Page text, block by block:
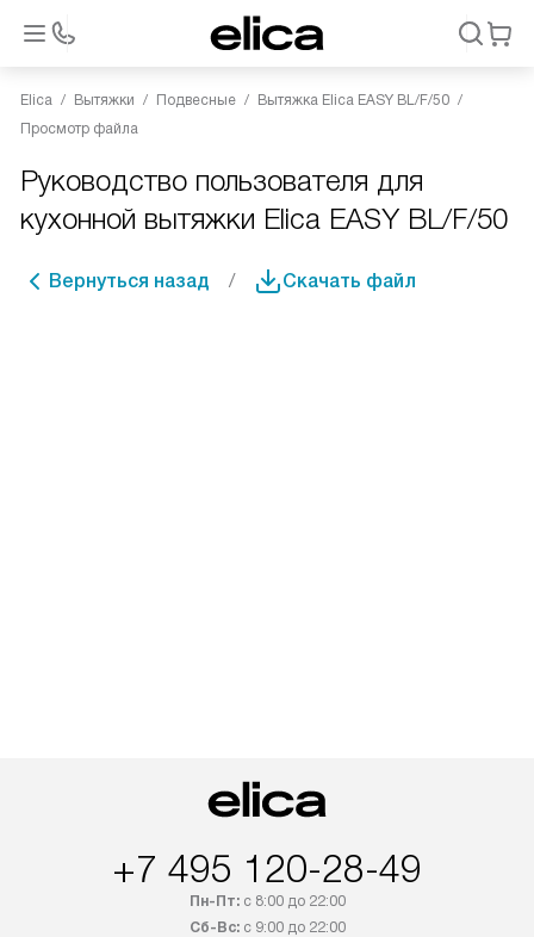
Elica Вытяжки Подвесные
Вытяжка Elica EASY BL/F/50
Просмотр файла
Руководство пользователя для
кухонной вытяжки Elica EASY BL/F/50
Вернуться назад Скачать файл
+7 495 120-28-49
Пн-Пт:с 8:00 до 22:00
Сб-Вс:с 9:00 до 22:00